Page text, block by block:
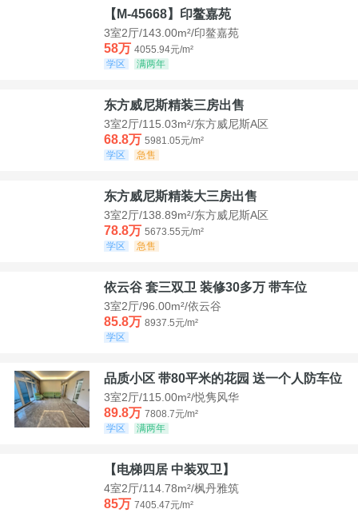
【M-45668】印鳌嘉苑
3室2厅/143.00m²/印鳌嘉苑
58万 4055.94元/m²
学区
满两年
东方威尼斯精装三房出售
3室2厅/115.03m²/东方威尼斯A区
68.8万 5981.05元/m²
学区
急售
东方威尼斯精装大三房出售
3室2厅/138.89m²/东方威尼斯A区
78.8万 5673.55元/m²
学区
急售
依云谷 套三双卫 装修30多万 带车位
3室2厅/96.00m²/依云谷
85.8万 8937.5元/m²
学区
品质小区 带80平米的花园 送一个人防车位
3室2厅/115.00m²/悦隽风华
89.8万 7808.7元/m²
学区
满两年
【电梯四居 中装双卫】
4室2厅/114.78m²/枫丹雅筑
85万 7405.47元/m²